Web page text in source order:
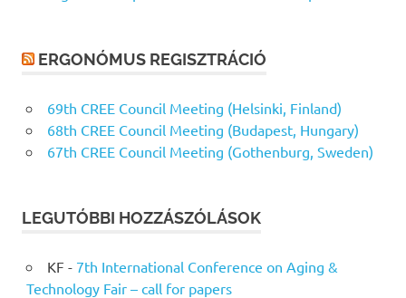
ERGONÓMUS REGISZTRÁCIÓ
69th CREE Council Meeting (Helsinki, Finland)
68th CREE Council Meeting (Budapest, Hungary)
67th CREE Council Meeting (Gothenburg, Sweden)
LEGUTÓBBI HOZZÁSZÓLÁSOK
KF - 7th International Conference on Aging &
Technology Fair – call for papers